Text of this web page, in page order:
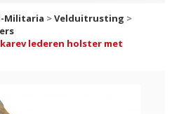
Militaria >Velduitrusting >
lederen holster met